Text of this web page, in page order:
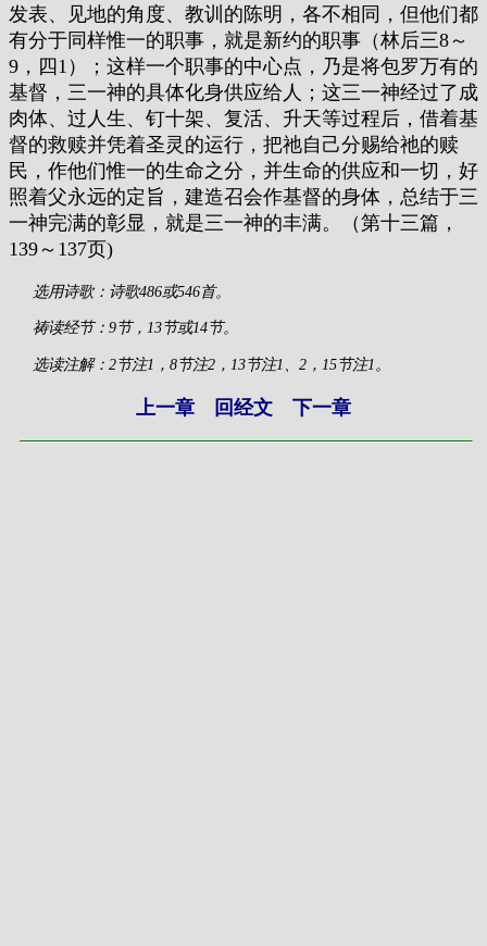
发表、见地的角度、教训的陈明，各不相同，但他们都
有分于同样惟一的职事，就是新约的职事（林后三8～
9，四1）；这样一个职事的中心点，乃是将包罗万有的
基督，三一神的具体化身供应给人；这三一神经过了成
肉体、过人生、钉十架、复活、升天等过程后，借着基
督的救赎并凭着圣灵的运行，把祂自己分赐给祂的赎
民，作他们惟一的生命之分，并生命的供应和一切，好
照着父永远的定旨，建造召会作基督的身体，总结于三
一神完满的彰显，就是三一神的丰满。（第十三篇，
139～137页)
选用诗歌：诗歌486或546首。
祷读经节：9节，13节或14节。
选读注解：2节注1，8节注2，13节注1、2，15节注1。
上一章 回经文 下一章